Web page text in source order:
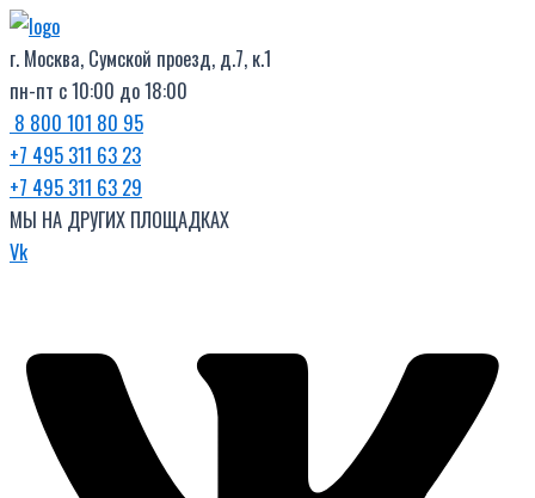
Перейти
к
содержимому
г. Москва, Сумской проезд, д.7, к.1
пн-пт с 10:00 до 18:00
8 800 101 80 95
+7 495 311 63 23
+7 495 311 63 29
МЫ НА ДРУГИХ ПЛОЩАДКАХ
Vk
Поиск
товаров